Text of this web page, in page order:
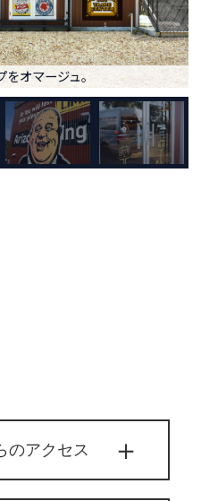
オマージュ。
のアクセス